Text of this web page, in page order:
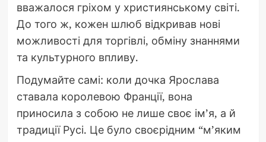
вважалося гріхом у християнському світі.
До того ж, кожен шлюб відкривав нові
можливості для торгівлі, обміну знаннями
та культурного впливу.
Подумайте самі: коли дочка Ярослава
ставала королевою Франції, вона
приносила з собою не лише своє ім’я, а й
традиції Русі. Це було своєрідним “м’яким